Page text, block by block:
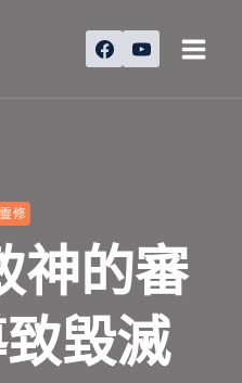
修
神的審
毀滅